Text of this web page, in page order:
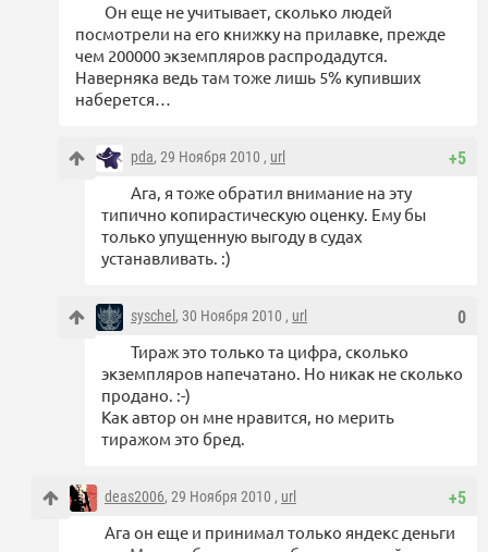
Он еще не учитывает, сколько людей
посмотрели на его книжку на прилавке, прежде
чем 200000 экземпляров распродадутся.
Наверняка ведь там тоже лишь 5% купивших
наберется…
+5
pda, 29 Ноября 2010 , url
Ага, я тоже обратил внимание на эту
типично копирастическую оценку. Ему бы
только упущенную выгоду в судах
устанавливать. :)
0
syschel , 30 Ноября 2010 , url
Тираж это только та цифра, сколько
экземпляров напечатано. Но никак не сколько
продано. :-)
Как автор он мне нравится, но мерить
тиражом это бред.
+5
deas2006, 29 Ноября 2010 , url
Ага он еще и принимал только яндекс деньги